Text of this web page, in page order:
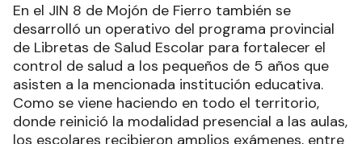
En el JIN 8 de Mojón de Fierro también se
desarrolló un operativo del programa provincial
de Libretas de Salud Escolar para fortalecer el
control de salud a los pequeños de 5 años que
asisten a la mencionada institución educativa.
Como se viene haciendo en todo el territorio,
donde reinició la modalidad presencial a las aulas,
los escolares recibieron amplios exámenes, entre